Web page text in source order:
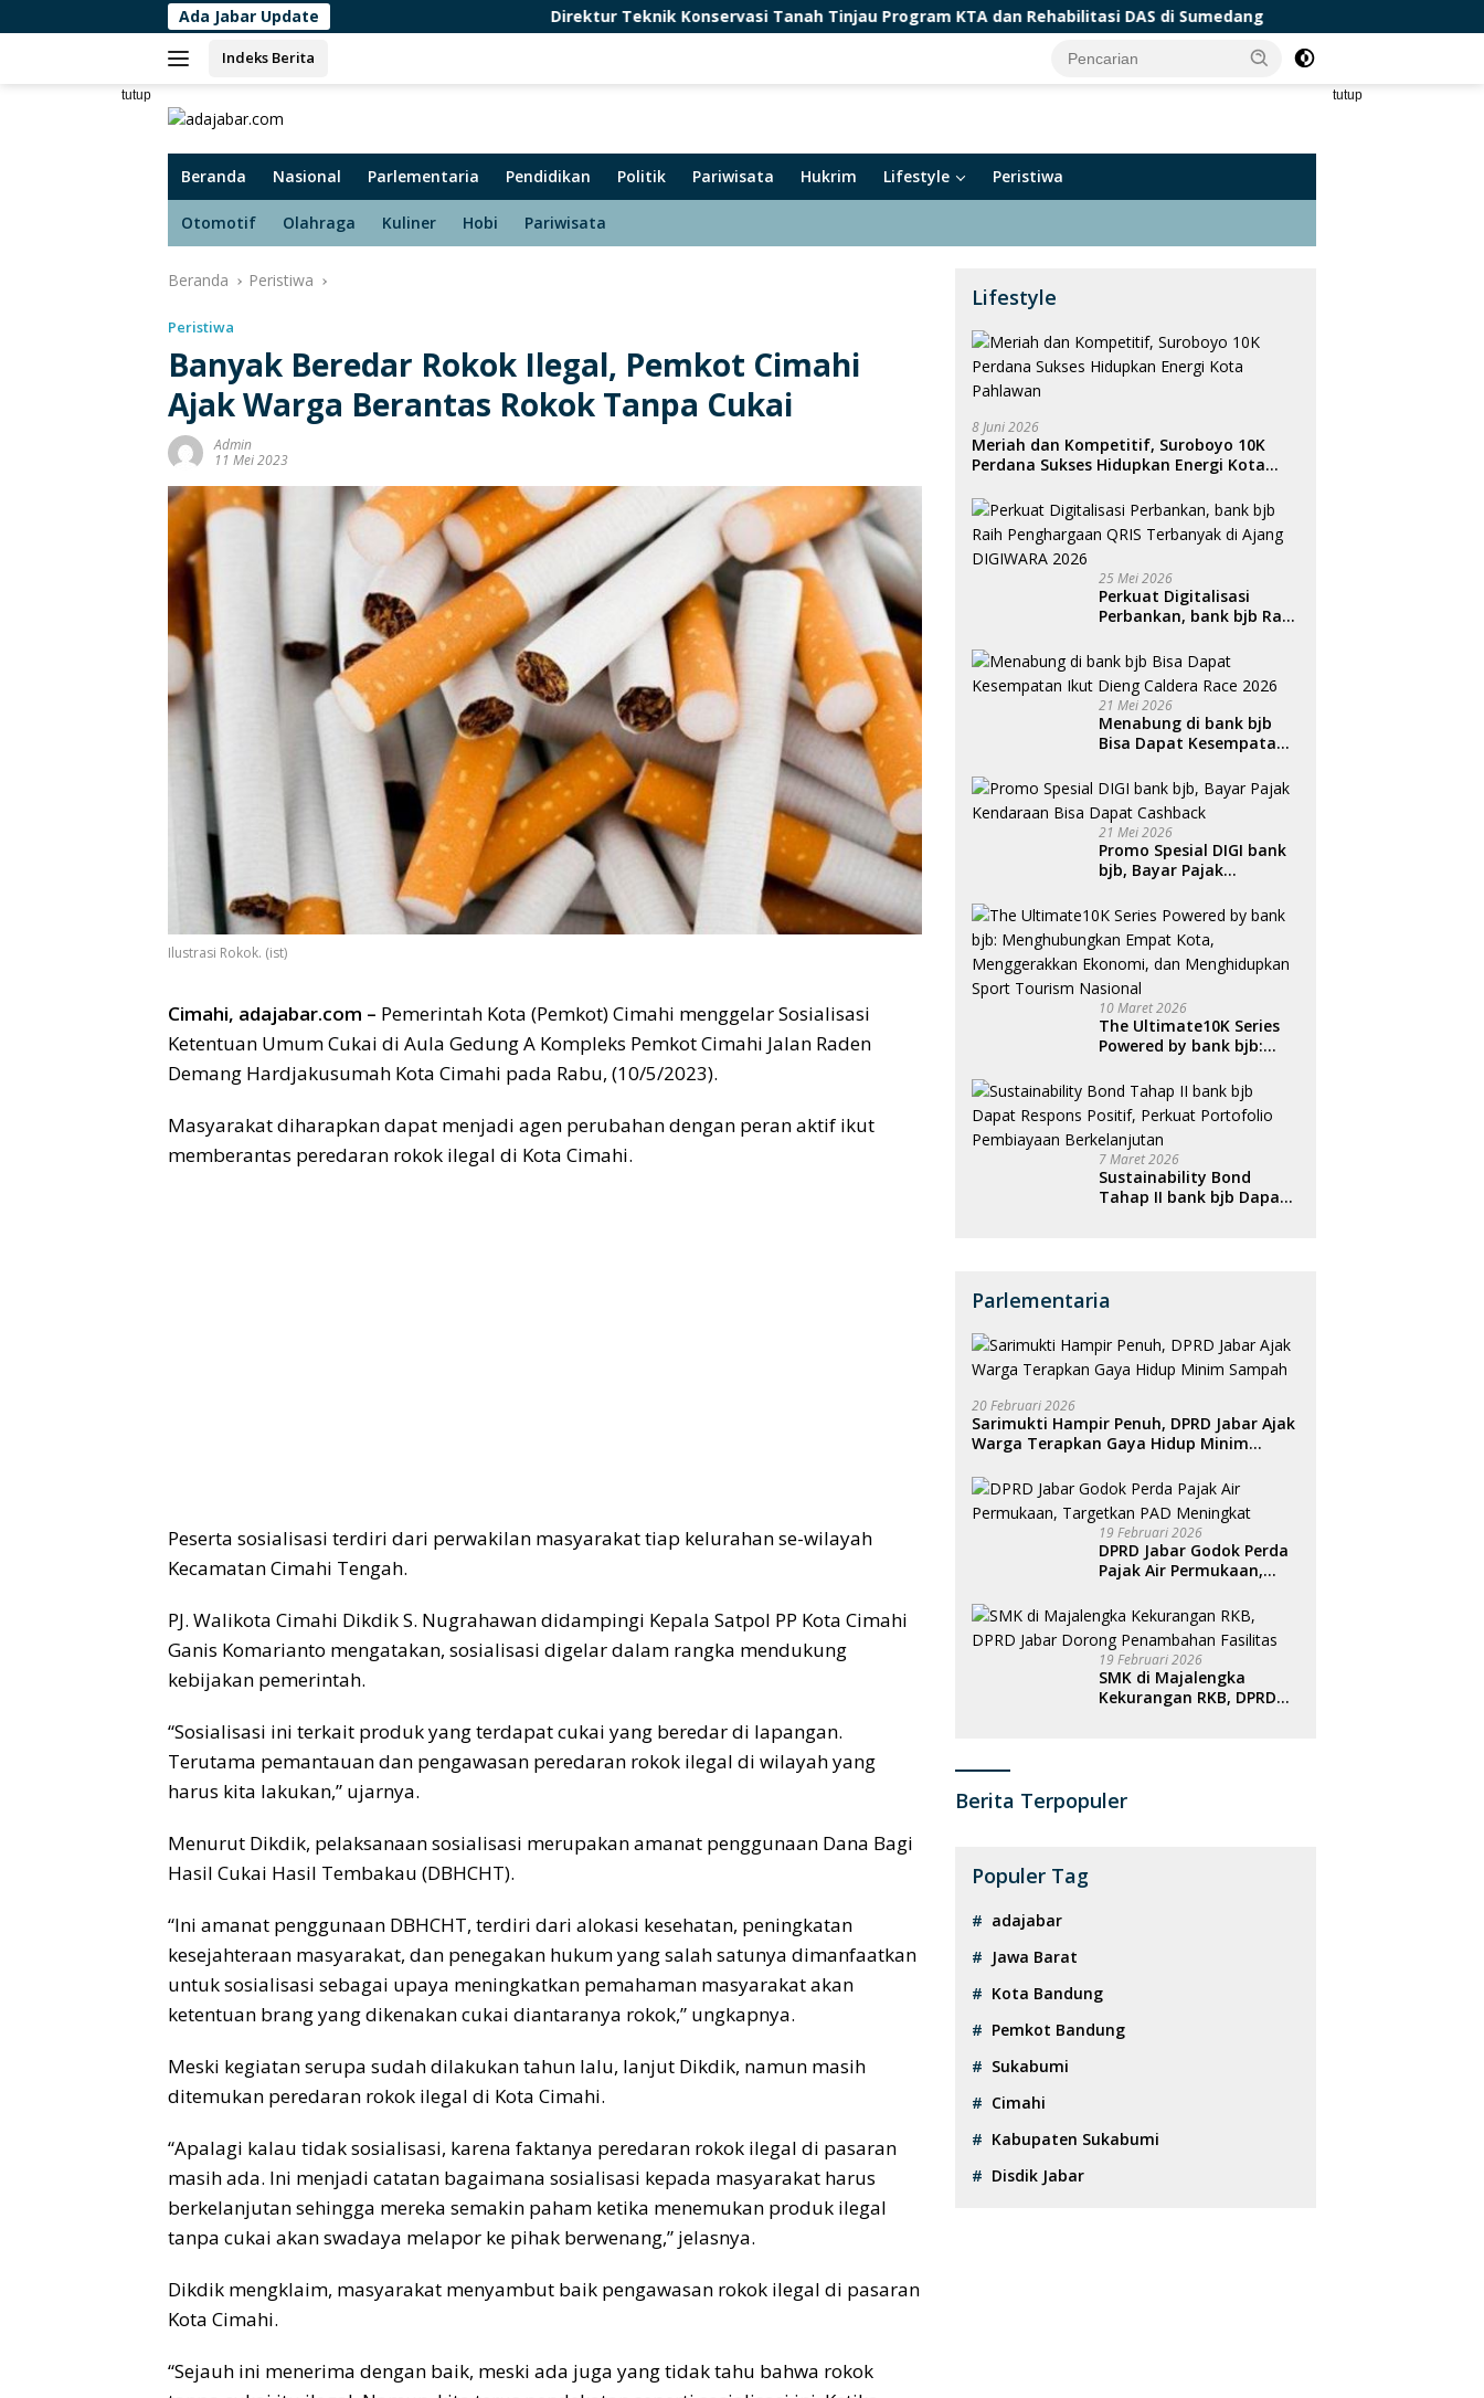
ke
Ada Jabar Update Direktur Teknik Konservasi Tanah Tinjau Program KTA dan Rehabilitasi DAS di Sumedang BPDAS Citarum Ciliwung Bekali 16
Indeks Berita
tutup tutup
Beranda Nasional Parlementaria Pendidikan Politik Pariwisata Hukrim Lifestyle Peristiwa
Otomotif Olahraga Kuliner Hobi Pariwisata
Beranda Peristiwa
Peristiwa
Banyak Beredar Rokok Ilegal, Pemkot Cimahi
Ajak Warga Berantas Rokok Tanpa Cukai
Admin
11 Mei 2023
Ilustrasi Rokok. (ist)
Cimahi, adajabar.com – Pemerintah Kota (Pemkot) Cimahi menggelar Sosialisasi
Ketentuan Umum Cukai di Aula Gedung A Kompleks Pemkot Cimahi Jalan Raden
Demang Hardjakusumah Kota Cimahi pada Rabu, (10/5/2023).
Masyarakat diharapkan dapat menjadi agen perubahan dengan peran aktif ikut
memberantas peredaran rokok ilegal di Kota Cimahi.
Peserta sosialisasi terdiri dari perwakilan masyarakat tiap kelurahan se-wilayah
Kecamatan Cimahi Tengah.
PJ. Walikota Cimahi Dikdik S. Nugrahawan didampingi Kepala Satpol PP Kota Cimahi
Ganis Komarianto mengatakan, sosialisasi digelar dalam rangka mendukung
kebijakan pemerintah.
“Sosialisasi ini terkait produk yang terdapat cukai yang beredar di lapangan.
Terutama pemantauan dan pengawasan peredaran rokok ilegal di wilayah yang
harus kita lakukan,” ujarnya.
Menurut Dikdik, pelaksanaan sosialisasi merupakan amanat penggunaan Dana Bagi
Hasil Cukai Hasil Tembakau (DBHCHT).
“Ini amanat penggunaan DBHCHT, terdiri dari alokasi kesehatan, peningkatan
kesejahteraan masyarakat, dan penegakan hukum yang salah satunya dimanfaatkan
untuk sosialisasi sebagai upaya meningkatkan pemahaman masyarakat akan
ketentuan brang yang dikenakan cukai diantaranya rokok,” ungkapnya.
Meski kegiatan serupa sudah dilakukan tahun lalu, lanjut Dikdik, namun masih
ditemukan peredaran rokok ilegal di Kota Cimahi.
“Apalagi kalau tidak sosialisasi, karena faktanya peredaran rokok ilegal di pasaran
masih ada. Ini menjadi catatan bagaimana sosialisasi kepada masyarakat harus
berkelanjutan sehingga mereka semakin paham ketika menemukan produk ilegal
tanpa cukai akan swadaya melapor ke pihak berwenang,” jelasnya.
Dikdik mengklaim, masyarakat menyambut baik pengawasan rokok ilegal di pasaran
Kota Cimahi.
“Sejauh ini menerima dengan baik, meski ada juga yang tidak tahu bahwa rokok
Lifestyle
8 Juni 2026
Meriah dan Kompetitif, Suroboyo 10K
Perdana Sukses Hidupkan Energi Kota
25 Mei 2026
Perkuat Digitalisasi
Perbankan, bank bjb Raih
Terbanyak di Ajang
DIGIWARA 2026
21 Mei 2026
Menabung di bank bjb
Bisa Dapat Kesempatan
2026
21 Mei 2026
Promo Spesial DIGI bank
bjb, Bayar Pajak
Cashback
10 Maret 2026
The Ultimate10K Series
Powered by bank bjb:
Kota, Menggerakkan
Ekonomi, dan
Menghidupkan Sport
Tourism Nasional
7 Maret 2026
Sustainability Bond
Tahap II bank bjb Dapat
Parlementaria
20 Februari 2026
Sarimukti Hampir Penuh, DPRD Jabar Ajak
Warga Terapkan Gaya Hidup Minim
19 Februari 2026
DPRD Jabar Godok Perda
Pajak Air Permukaan,
Meningkat
19 Februari 2026
SMK di Majalengka
Kekurangan RKB, DPRD
Berita Terpopuler
Populer Tag
adajabar
Jawa Barat
Kota Bandung
Pemkot Bandung
Sukabumi
Cimahi
Kabupaten Sukabumi
Disdik Jabar